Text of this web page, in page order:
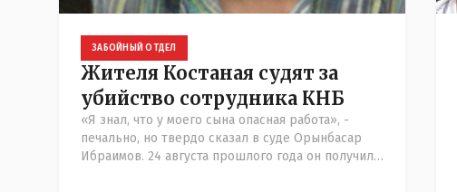
ЗАБОЙНЫЙ ОТДЕЛ
Жителя Костаная судят за
убийство сотрудника КНБ
«Я знал, что у моего сына опасная работа», -
печально, но твердо сказал в суде Орынбасар
Ибраимов. 24 августа прошлого года он получил